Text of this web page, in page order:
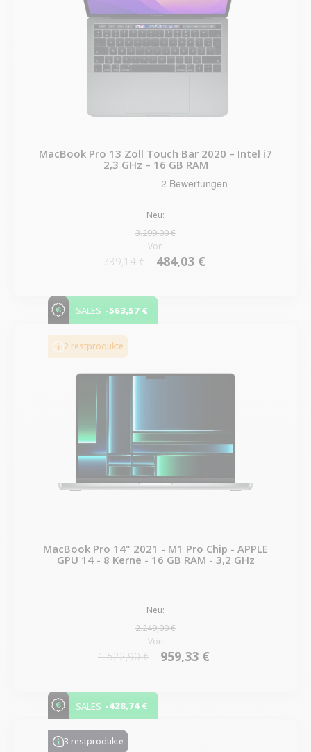
MacBook Pro 13 Zoll Touch Bar 2020 – Intel i7
2,3 GHz – 16 GB RAM
Neu:
3.299,00 €
Von
739,14 € 484,03 €
SALES -563,57 €
2 restprodukte
MacBook Pro 14" 2021 - M1 Pro Chip - APPLE
GPU 14 - 8 Kerne - 16 GB RAM - 3,2 GHz
Neu:
2.249,00 €
Von
1.522,90 € 959,33 €
SALES -428,74 €
3 restprodukte